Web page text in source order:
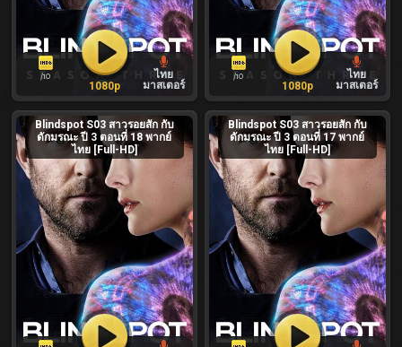
/10
ไทย
มาสเตอร์
1080p
/10
ไทย
มาสเตอร์
1080p
Blindspot S03 สาวรอยสัก กับ
ดักมรณะ ปี 3 ตอนที่ 18 พากย์
ไทย [Full-HD]
Blindspot S03 สาวรอยสัก กับ
ดักมรณะ ปี 3 ตอนที่ 17 พากย์
ไทย [Full-HD]